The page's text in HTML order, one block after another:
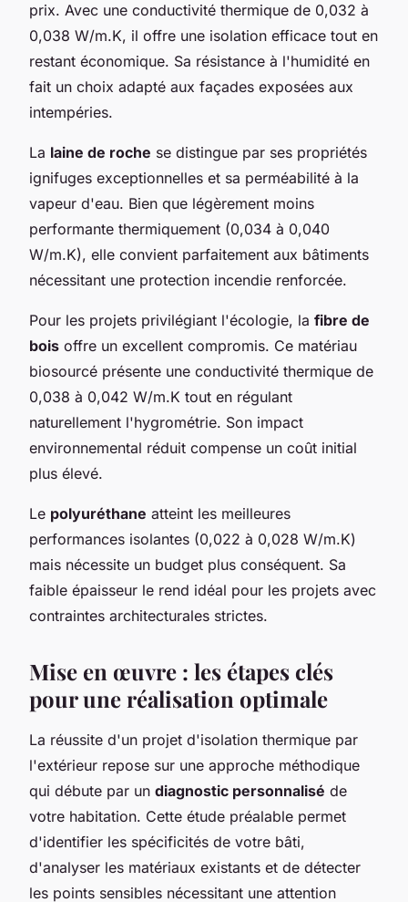
prix. Avec une conductivité thermique de 0,032 à
0,038 W/m.K, il offre une isolation efficace tout en
restant économique. Sa résistance à l'humidité en
fait un choix adapté aux façades exposées aux
intempéries.
La laine de roche se distingue par ses propriétés
ignifuges exceptionnelles et sa perméabilité à la
vapeur d'eau. Bien que légèrement moins
performante thermiquement (0,034 à 0,040
W/m.K), elle convient parfaitement aux bâtiments
nécessitant une protection incendie renforcée.
Pour les projets privilégiant l'écologie, la fibre de
bois offre un excellent compromis. Ce matériau
biosourcé présente une conductivité thermique de
0,038 à 0,042 W/m.K tout en régulant
naturellement l'hygrométrie. Son impact
environnemental réduit compense un coût initial
plus élevé.
Le polyuréthane atteint les meilleures
performances isolantes (0,022 à 0,028 W/m.K)
mais nécessite un budget plus conséquent. Sa
faible épaisseur le rend idéal pour les projets avec
contraintes architecturales strictes.
Mise en œuvre : les étapes clés
pour une réalisation optimale
La réussite d'un projet d'isolation thermique par
l'extérieur repose sur une approche méthodique
qui débute par un diagnostic personnalisé de
votre habitation. Cette étude préalable permet
d'identifier les spécificités de votre bâti,
d'analyser les matériaux existants et de détecter
les points sensibles nécessitant une attention